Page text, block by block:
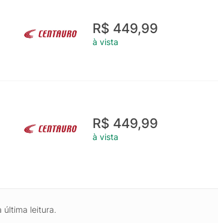
R$ 449,99
à vista
R$ 449,99
à vista
última leitura.